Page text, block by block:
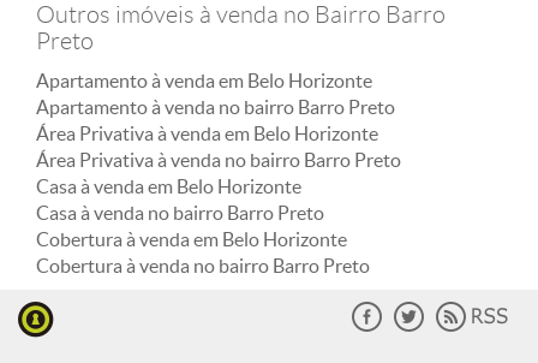
Outros imóveis à venda no Bairro Barro
Preto
Apartamento à venda em Belo Horizonte
Apartamento à venda no bairro Barro Preto
Área Privativa à venda em Belo Horizonte
Área Privativa à venda no bairro Barro Preto
Casa à venda em Belo Horizonte
Casa à venda no bairro Barro Preto
Cobertura à venda em Belo Horizonte
Cobertura à venda no bairro Barro Preto